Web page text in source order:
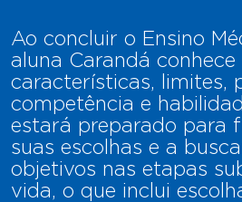
Ao concluir o Ensino
aluna Carandá
características, limites,
competência e
estará preparado para
suas escolhas e a
objetivos nas etapas
vida, o que inclui